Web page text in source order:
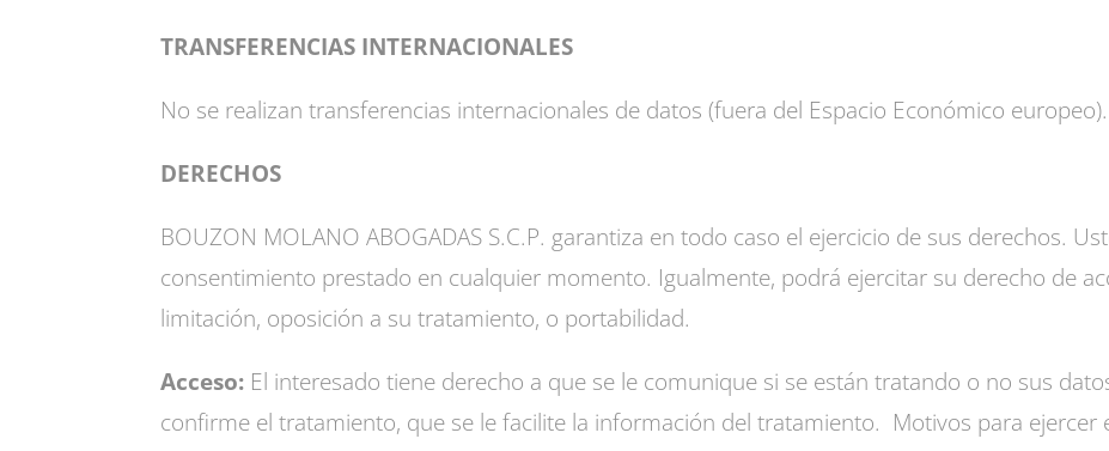
TRANSFERENCIAS INTERNACIONALES
No se realizan transferencias internacionales de datos (fuera del Espacio Económico europeo).
DERECHOS
BOUZON MOLANO ABOGADAS S.C.P. garantiza en todo caso el ejercicio de sus derechos.
consentimiento prestado en cualquier momento. Igualmente, podrá ejercitar su derecho de
limitación, oposición a su tratamiento, o portabilidad.
Acceso: El interesado tiene derecho a que se le comunique si se están tratando o no sus
confirme el tratamiento, que se le facilite la información del tratamiento. Motivos para ejercer